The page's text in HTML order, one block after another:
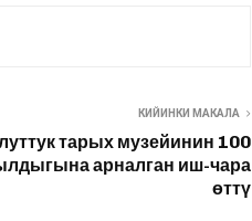
КИЙИНКИ МАКАЛА
тарых музейинин 100
арналган иш-чара
өттү